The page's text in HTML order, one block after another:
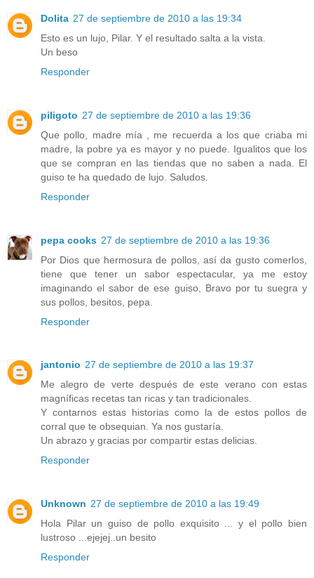
Dolita 27 de septiembre de 2010 a las 19:34
Esto es un lujo, Pilar. Y el resultado salta a la vista.
Un beso
Responder
piligoto 27 de septiembre de 2010 a las 19:36
Que pollo, madre mía , me recuerda a los que criaba mi
madre, la pobre ya es mayor y no puede. Igualitos que los
que se compran en las tiendas que no saben a nada. El
guiso te ha quedado de lujo. Saludos.
Responder
pepa cooks 27 de septiembre de 2010 a las 19:36
Por Dios que hermosura de pollos, así da gusto comerlos,
tiene que tener un sabor espectacular, ya me estoy
imaginando el sabor de ese guiso, Bravo por tu suegra y
sus pollos, besitos, pepa.
Responder
jantonio 27 de septiembre de 2010 a las 19:37
Me alegro de verte después de este verano con estas
magníficas recetas tan ricas y tan tradicionales.
Y contarnos estas historias como la de estos pollos de
corral que te obsequian. Ya nos gustaría.
Un abrazo y gracias por compartir estas delicias.
Responder
Unknown 27 de septiembre de 2010 a las 19:49
Hola Pilar un guiso de pollo exquisito ... y el pollo bien
lustroso ...ejejej..un besito
Responder